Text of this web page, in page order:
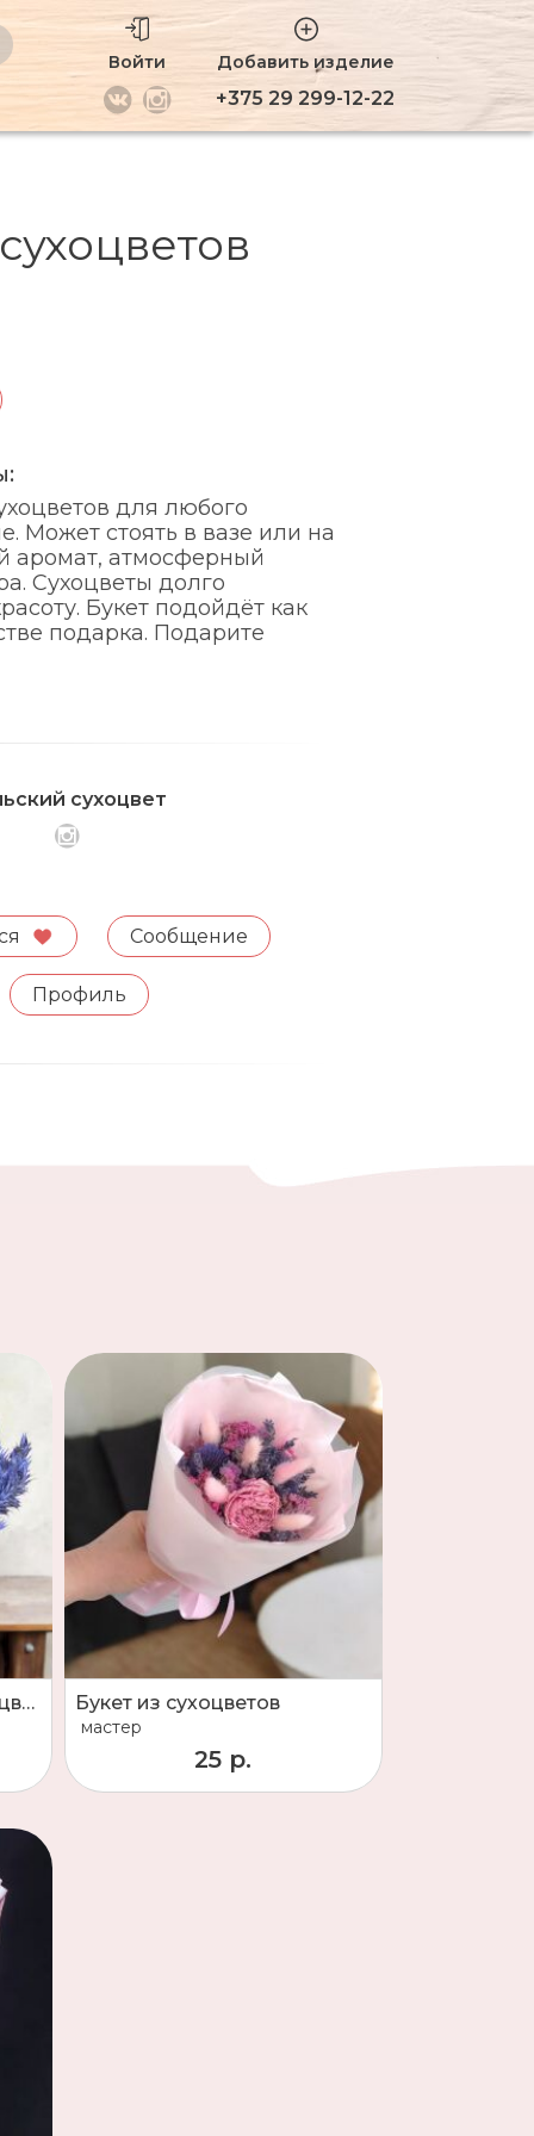
Войти Добавить изделие
+375 29 299-12-22
для любого
Может стоять в вазе или на
аромат, атмосферный
Сухоцветы долго
Букет подойдёт как
подарка. Подарите
сухоцвет
Сообщение
Профиль
Букет Овес лавандового цвета Букет из сухоцветов
мастер
25 р.